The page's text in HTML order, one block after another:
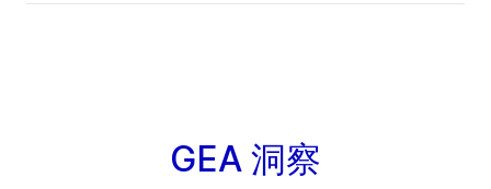
GEA 洞察